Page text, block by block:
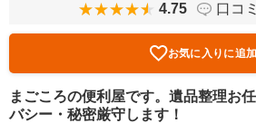
4.75 口コ
お気に入りに追加
まごころの便利屋です。遺品整理お
バシー・秘密厳守します！